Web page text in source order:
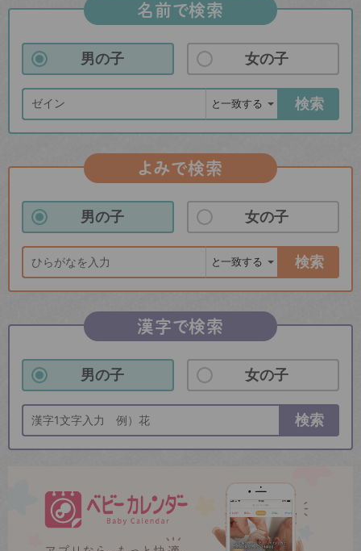
名前で検索
男の子 女の子
検索
よみで検索
男の子 女の子
検索
漢字で検索
男の子 女の子
検索